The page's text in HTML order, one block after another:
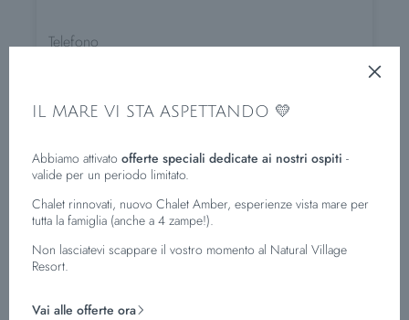
Telefono
Bontà culinarie
Una vacanza a misura di famiglie
I vostri cani sono i benvenuti
accettato l'informativa privacy.
IL MARE VI STA ASPETTANDO 💛
Abbiamo attivato offerte speciali dedicate ai nostri ospiti -
valide per un periodo limitato.
Chalet rinnovati, nuovo Chalet Amber, esperienze vista mare per
tutta la famiglia (anche a 4 zampe!).
Non lasciatevi scappare il vostro momento al Natural Village
Resort.
Vai alle offerte ora